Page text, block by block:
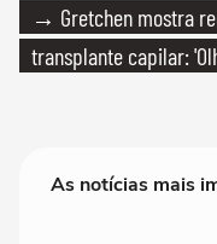
→ Gretchen mostra
transplante capilar:
As notícias mais